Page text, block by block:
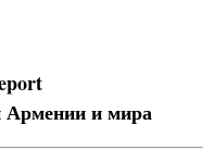
и мира